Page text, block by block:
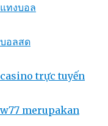
แทงบอล
บอลสด
casino trực tuyến
w77 merupakan